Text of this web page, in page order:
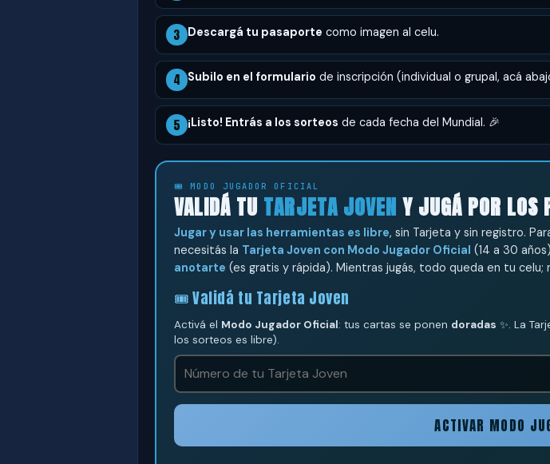
3 Descargá tu pasaporte como imagen al celu.
4 Subilo en el formulario de inscripción (individual o grupal, acá
5 ¡Listo! Entrás a los sorteos de cada fecha del Mundial. 🎉
🎟️ MODO JUGADOR OFICIAL
VALIDÁ TU TARJETA JOVEN Y JUGÁ POR LOS
Jugar y usar las herramientas es libre, sin Tarjeta y sin registro.
necesitás la Tarjeta Joven con Modo Jugador Oficial (14 a 30
anotarte (es gratis y rápida). Mientras jugás, todo queda en tu
🎟️ Validá tu Tarjeta Joven
Activá el Modo Jugador Oficial: tus cartas se ponen doradas ✨. La
los sorteos es libre).
ACTIVAR MODO